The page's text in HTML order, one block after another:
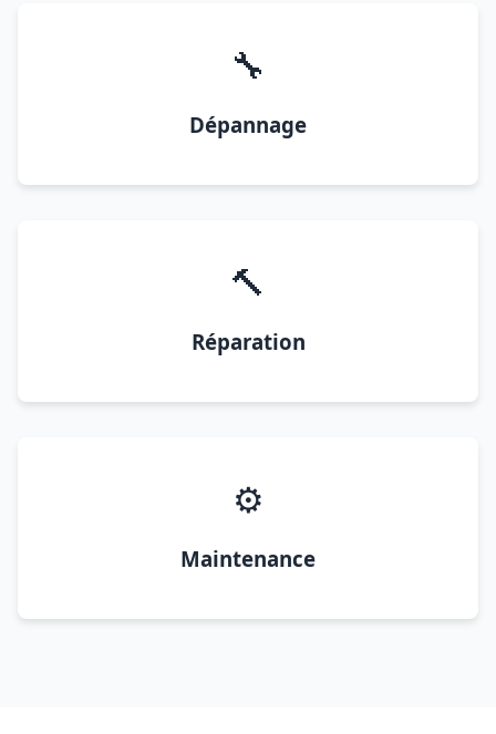
🔧
Dépannage
🔨
Réparation
⚙️
Maintenance